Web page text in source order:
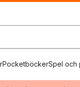
PocketböckerSpel och